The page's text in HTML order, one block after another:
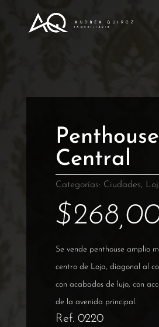
Penthouse
Central
Categorías: Ciudades,
$
Se vende penthouse amplio
centro de Loja, diagonal al
con acabados de lujo, con
de la avenida principal.
Ref. 0220